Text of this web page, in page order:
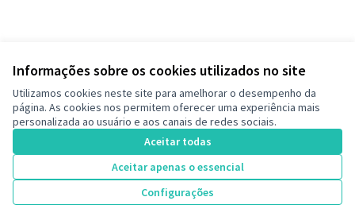
Informações sobre os cookies utilizados no site
Utilizamos cookies neste site para amelhorar o desempenho da
página. As cookies nos permitem oferecer uma experiência mais
personalizada ao usuário e aos canais de redes sociais.
Aceitar todas
Aceitar apenas o essencial
Configurações
Termos de serviço
Configurações de cookies
Decide Contagem no Instagram
(Link externo)
Site criado comsoftware livre .
Licença
(Link